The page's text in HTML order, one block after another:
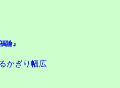
論』
かぎり幅広